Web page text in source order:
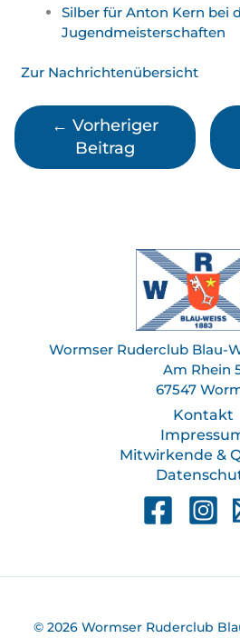
Silber für Anton Kern bei
Jugend­meister­schaften
Zur Nachrichtenübersicht
← Vorheriger
Beitrag
Wormser Ruderclub Blau-
Am Rhein
67547
Kontakt
Mitwirkende &
© 2026 Wormser Ruderclub